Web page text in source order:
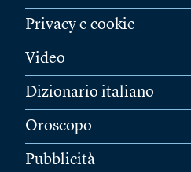
Privacy e cookie
Video
Dizionario italiano
Oroscopo
Pubblicità